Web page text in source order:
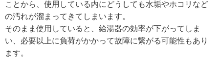
ことから、使用している内にどうしても水垢やホコリなど
の汚れが溜まってきてしまいます。
そのまま使用していると、給湯器の効率が下がってしま
い、必要以上に負荷がかかって故障に繋がる可能性もあり
ます。